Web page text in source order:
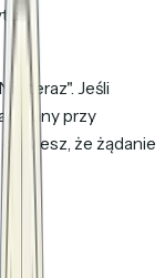
teraz". Jeśli
przy
że żądanie